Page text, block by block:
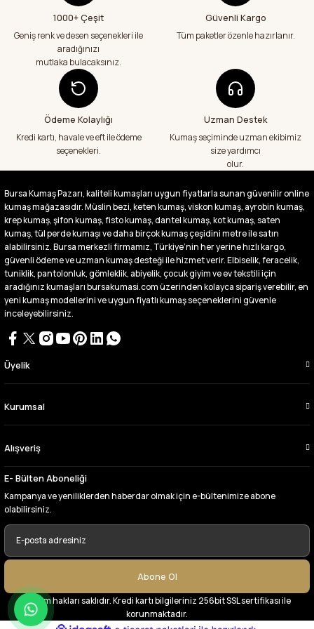
Teslimatım özenli güzel hazırlanmış bir
şekilde geldi çok memnun kaldım emeği
geçenlere teşekkür ediyorum
Abdurrahman Samsur | 24/07/2026
Aradığım kumaşçı artık hep buradan alış
veriş yapacağım in şa Allah çünkü 4 farklı
kumaş aldım hem ölçü olarak hem
görüntü,doku olarak çok memnun kaldım
emeği geçenlere teşekkür ediyorum
A... S... | 24/07/2026
büyük kolaylık emeği geçenlere teşekkür
ediyorum
Abdurrahman Samsur | 24/07/2026
Buradan ikinci alışverişim ikisinden de çok
memnun kaldım teşekkürler.
Büşra Singeç | 02/07/2026
Bursa kumaş pazarından defalarca kumaş
aldım videoda anlatılıp gosterildigi gibi
uygun fiyatlarından ve kalitesinden dolayı
tercih ettiğim kumaşçi
Çok memnun kaldım,teşekkürler
A... Y... | 13/06/2026
Deneyimini Paylaş
1000+ Çeşit
Geniş renk ve desen seçenekleri ile
aradığınızı
mutlaka bulacaksınız.
Güvenli Kargo
Tüm paketler özenle hazırlanır.
Ödeme Kolaylığı
Kredi kartı, havale ve eft ile ödeme
seçenekleri.
Uzman Destek
Kumaş seçiminde uzman ekibimiz
size yardımcı
olur.
Bursa Kumaş Pazarı, kaliteli kumaşları uygun fiyatlarla sunan güvenilir online
kumaş mağazasıdır. Müslin bezi, keten kumaş, viskon kumaş, ayrobin kumaş,
krep kumaş, şifon kumaş, fisto kumaş, dantel kumaş, kot kumaş, saten
kumaş, tül perde kumaşı ve daha birçok kumaş çeşidini metre ile satın
alabilirsiniz. Bursa merkezli firmamız, Türkiye’nin her yerine hızlı kargo,
güvenli ödeme ve uzman kumaş desteği ile hizmet verir. Elbiselik, feracelik,
tuniklik, pantolonluk, gömleklik, abiyelik, çocuk giyim ve ev tekstili için
aradığınız kumaşları bursakumasi.com üzerinden kolayca sipariş verebilir, en
yeni kumaş modellerini ve uygun fiyatlı kumaş seçeneklerini güvenle
inceleyebilirsiniz.
Üyelik
Kurumsal
Alışveriş
E- Bülten Aboneliği
Kampanya ve yeniliklerden haberdar olmak için e-bültenimize abone
olabilirsiniz.
Abone Ol
© Tüm hakları saklıdır. Kredi kartı bilgileriniz 256bit SSL sertifikası ile
korunmaktadır.